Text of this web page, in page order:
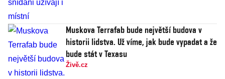
Muskova Terrafab bude největší budova v
historii lidstva. Už víme, jak bude vypadat a že
bude stát v Texasu
Živě.cz